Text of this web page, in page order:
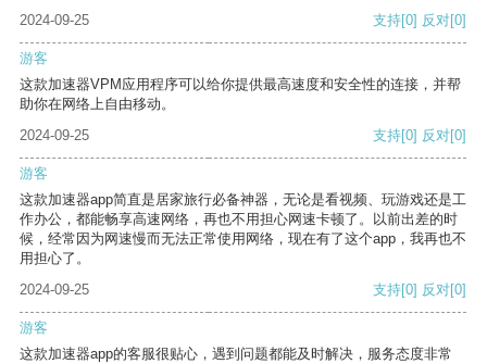
2024-09-25
支持[0] 反对[0]
游客
这款加速器VPM应用程序可以给你提供最高速度和安全性的连接，并帮
助你在网络上自由移动。
2024-09-25
支持[0] 反对[0]
游客
这款加速器app简直是居家旅行必备神器，无论是看视频、玩游戏还是工
作办公，都能畅享高速网络，再也不用担心网速卡顿了。以前出差的时
候，经常因为网速慢而无法正常使用网络，现在有了这个app，我再也不
用担心了。
2024-09-25
支持[0] 反对[0]
游客
这款加速器app的客服很贴心，遇到问题都能及时解决，服务态度非常